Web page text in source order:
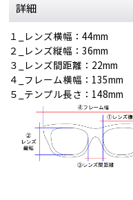
詳細
１_レンズ横幅：44mm
２_レンズ縦幅：36mm
３_レンズ間距離：22mm
４_フレーム横幅：135mm
５_テンプル長さ：148mm